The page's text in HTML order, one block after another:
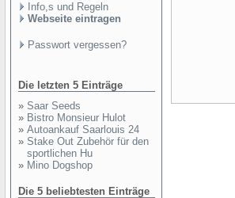
Info,s und Regeln
Webseite eintragen
Passwort vergessen?
Die letzten 5 Einträge
» Saar Seeds
» Bistro Monsieur Hulot
» Autoankauf Saarlouis 24
» Stake Out Zubehör für den
sportlichen Hu
» Mino Dogshop
Die 5 beliebtesten Einträge